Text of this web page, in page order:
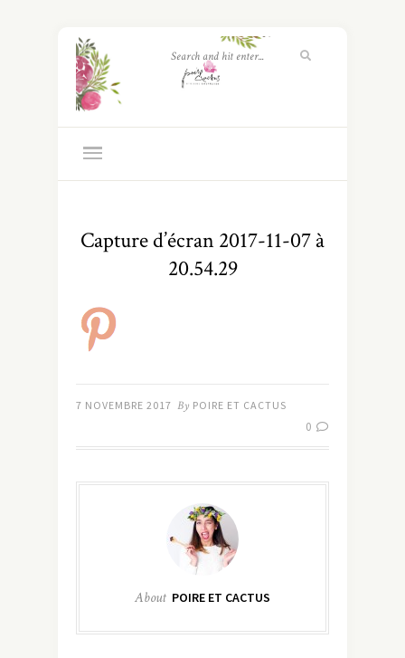
Capture d’écran 2017-11-07 à
20.54.29
7 NOVEMBRE 2017 By POIRE ET CACTUS
0
About POIRE ET CACTUS